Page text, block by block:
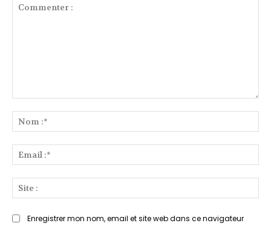
:*
:*
:
Enregistrer mon nom, email et site web dans ce navigateur